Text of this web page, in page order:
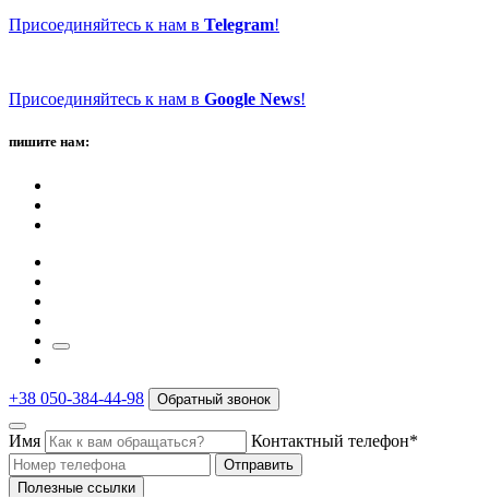
Присоединяйтесь к нам в Telegram!
Присоединяйтесь к нам в Google News!
пишите нам:
+38 050-384-44-98 Обратный звонок
Имя Контактный телефон*
Отправить
Полезные ссылки